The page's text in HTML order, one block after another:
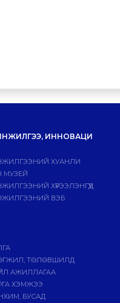
ИННОВАЦИ
ХУАНЛИ
МУЗЕЙ
ХҮРЭЭЛЭНГҮҮД
ВЭБ
ТӨЛӨВШИЛД
АЖИЛЛАГАА
ХЭМЖЭЭ
БУСАД